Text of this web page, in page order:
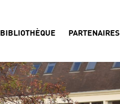
BIBLIOTHÈQUE PARTENAIRES